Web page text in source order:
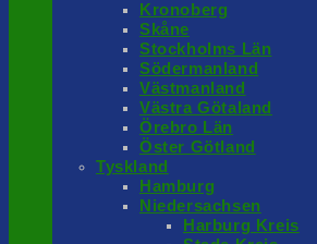
Kronoberg
Skåne
Stockholms Län
Södermanland
Västmanland
Västra Götaland
Örebro Län
Öster Götland
Tyskland
Hamburg
Niedersachsen
Harburg Kreis